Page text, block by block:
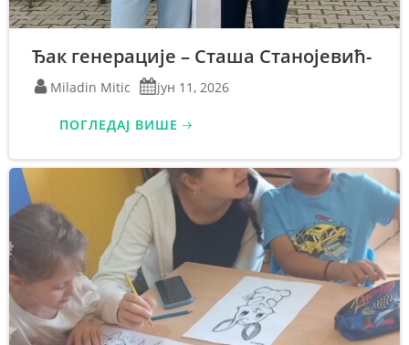
Ђак генерације – Сташа Станојевић-
Miladin Mitic јун 11, 2026
ПОГЛЕДАЈ ВИШЕ